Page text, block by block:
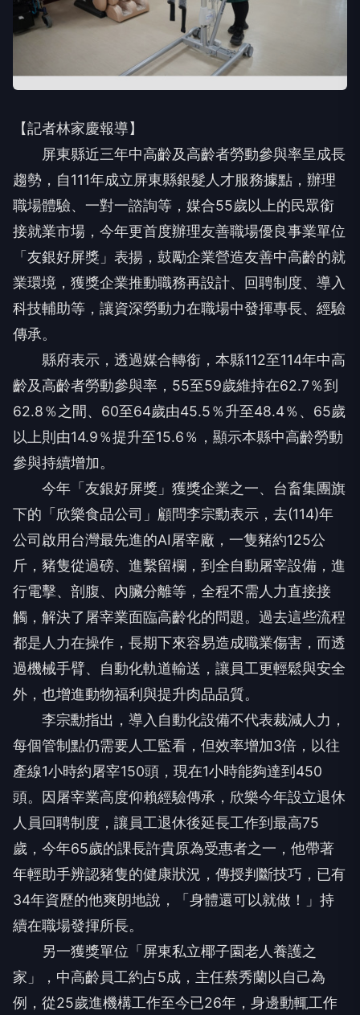
【記者林家慶報導】
屏東縣近三年中高齡及高齡者勞動參與率呈成長
趨勢，自111年成立屏東縣銀髮人才服務據點，辦理
職場體驗、一對一諮詢等，媒合55歲以上的民眾銜
接就業市場，今年更首度辦理友善職場優良事業單位
「友銀好屏獎」表揚，鼓勵企業營造友善中高齡的就
業環境，獲獎企業推動職務再設計、回聘制度、導入
科技輔助等，讓資深勞動力在職場中發揮專長、經驗
傳承。
縣府表示，透過媒合轉銜，本縣112至114年中高
齡及高齡者勞動參與率，55至59歲維持在62.7％到
62.8％之間、60至64歲由45.5％升至48.4％、65歲
以上則由14.9％提升至15.6％，顯示本縣中高齡勞動
參與持續增加。
今年「友銀好屏獎」獲獎企業之一、台畜集團旗
下的「欣樂食品公司」顧問李宗勳表示，去(114)年
公司啟用台灣最先進的AI屠宰廠，一隻豬約125公
斤，豬隻從過磅、進繫留欄，到全自動屠宰設備，進
行電擊、剖腹、內臟分離等，全程不需人力直接接
觸，解決了屠宰業面臨高齡化的問題。過去這些流程
都是人力在操作，長期下來容易造成職業傷害，而透
過機械手臂、自動化軌道輸送，讓員工更輕鬆與安全
外，也增進動物福利與提升肉品品質。
李宗勳指出，導入自動化設備不代表裁減人力，
每個管制點仍需要人工監看，但效率增加3倍，以往
產線1小時約屠宰150頭，現在1小時能夠達到450
頭。因屠宰業高度仰賴經驗傳承，欣樂今年設立退休
人員回聘制度，讓員工退休後延長工作到最高75
歲，今年65歲的課長許貴原為受惠者之一，他帶著
年輕助手辨認豬隻的健康狀況，傳授判斷技巧，已有
34年資歷的他爽朗地說，「身體還可以就做！」持
續在職場發揮所長。
另一獲獎單位「屏東私立椰子園老人養護之
家」，中高齡員工約占5成，主任蔡秀蘭以自己為
例，從25歲進機構工作至今已26年，身邊動輒工作